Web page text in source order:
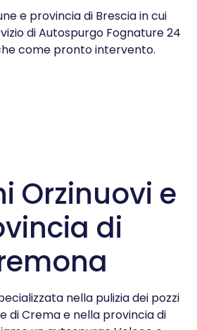
e provincia di Brescia in cui
di Autospurgo Fognature 24
come pronto intervento.
Orzinuovi e
di
nella pulizia dei pozzi
di Crema e nella provincia di